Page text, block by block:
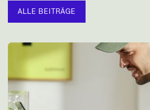
ALLE BEITRÄGE